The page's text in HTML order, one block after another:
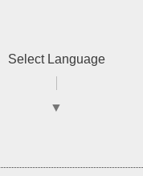
Select Language
▼